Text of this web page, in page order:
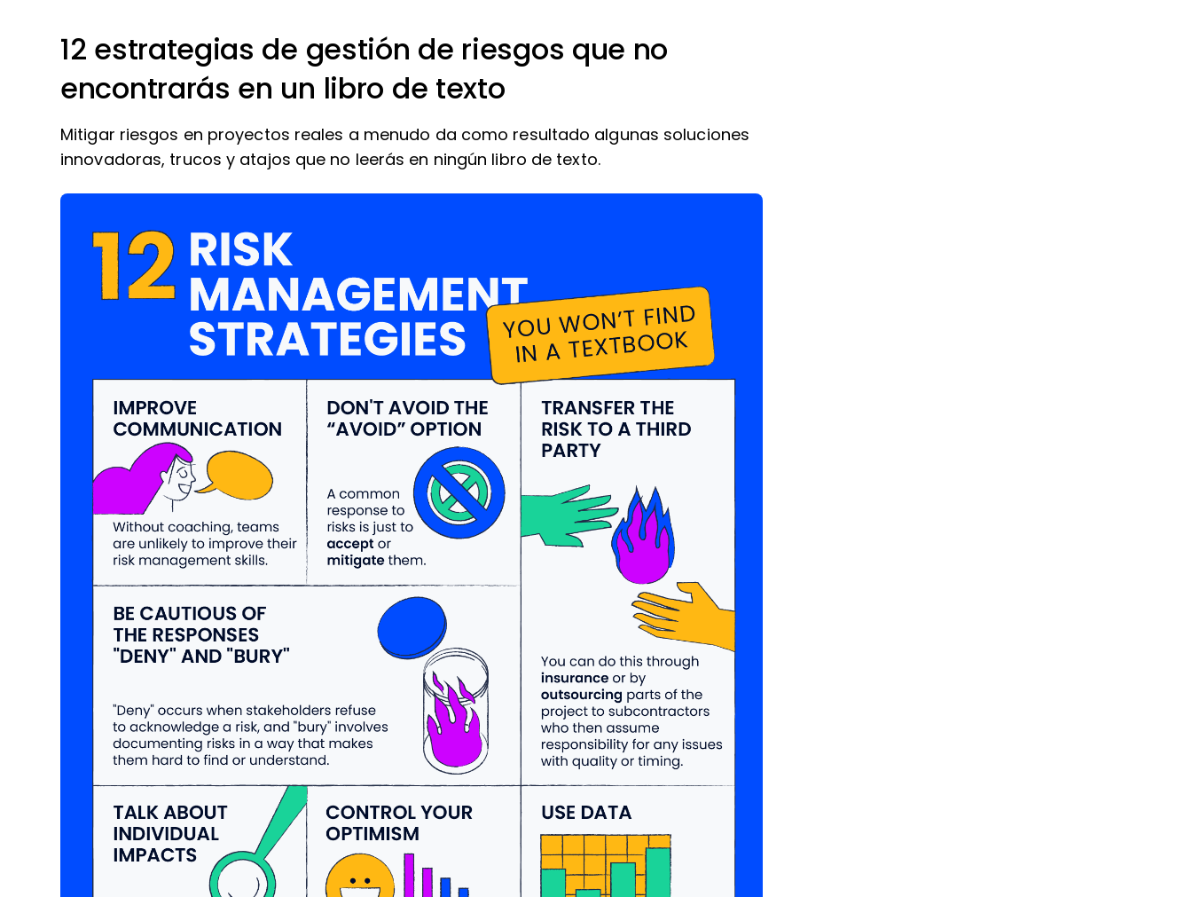
12 estrategias de gestión de riesgos que no
encontrarás en un libro de texto
Mitigar riesgos en proyectos reales a menudo da como resultado algunas soluciones
innovadoras, trucos y atajos que no leerás en ningún libro de texto.